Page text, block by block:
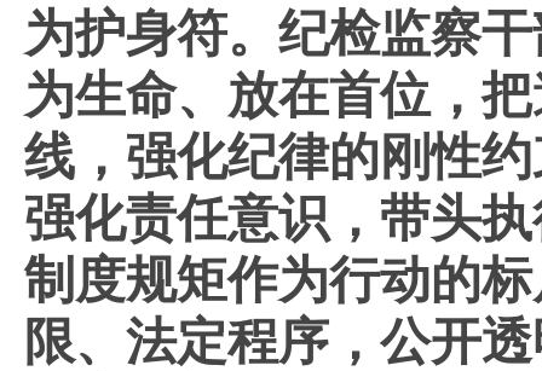
为护身符。 纪检监察
为生命、放在首位 ，把
线， 强化纪律的刚性
强化责任意识，带头
制度规矩作为行动的
限、法定程序，公开